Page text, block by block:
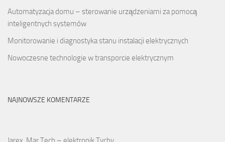
Automatyzacja domu – sterowanie urządzeniami za pomocą
inteligentnych systemów
Monitorowanie i diagnostyka stanu instalacji elektrycznych
Nowoczesne technologie w transporcie elektrycznym
NAJNOWSZE KOMENTARZE